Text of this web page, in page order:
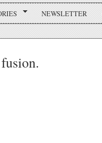
NEWSLETTER